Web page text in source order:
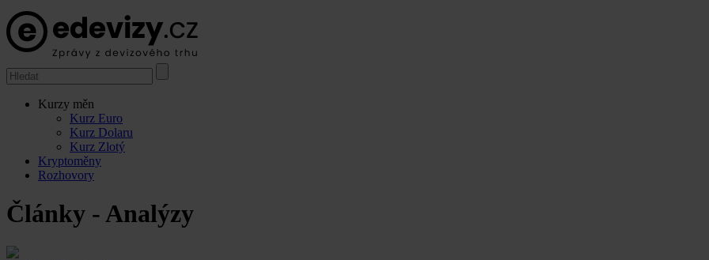
Kurzy měn
Kurz Euro
Kurz Dolaru
Kurz Zlotý
Kryptoměny
Rozhovory
Články - Analýzy